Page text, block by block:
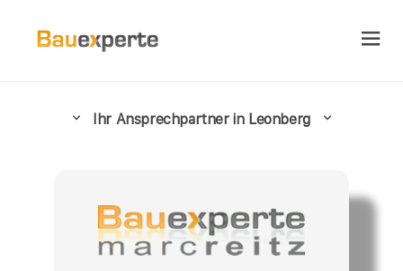
Ihr Ansprechpartner in Leonberg